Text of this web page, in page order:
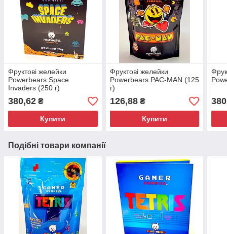
Фруктові желейки
Powerbears Space
Invaders (250 г)
380,62 ₴
Купити
Фруктові желейки
Powerbears PAC-MAN (125
г)
126,88₴
Купити
Подібні товари компанії